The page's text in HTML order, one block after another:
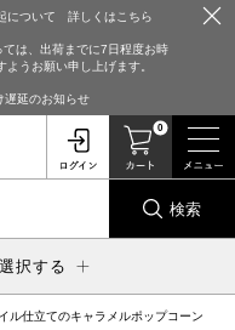
について 詳しくはこちら
ては、出荷までに7日程度お時
うお願い申し上げます。
遅延のお知らせ
0
検索
択する
仕立てのキャラメルポップコーン